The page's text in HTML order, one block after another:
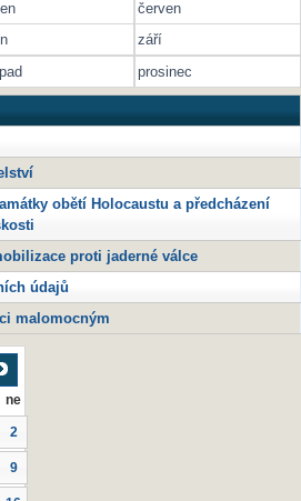
červen
září
prosinec
obětí Holocaustu a předcházení
proti jaderné válce
údajů
malomocným
ne
2
9